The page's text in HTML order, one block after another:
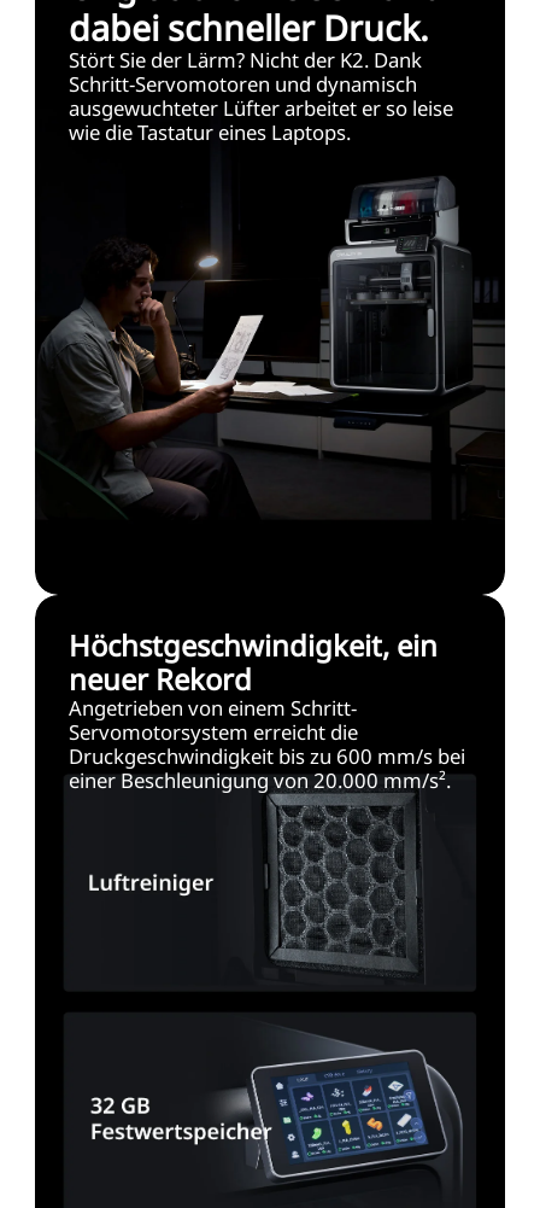
dabei schneller Druck.
Stört Sie der Lärm? Nicht der K2. Dank
Schritt-Servomotoren und dynamisch
ausgewuchteter Lüfter arbeitet er so leise
wie die Tastatur eines Laptops.
Höchstgeschwindigkeit, ein
neuer Rekord
Angetrieben von einem Schritt-
Servomotorsystem erreicht die
Druckgeschwindigkeit bis zu 600 mm/s bei
einer Beschleunigung von 20.000 mm/s².